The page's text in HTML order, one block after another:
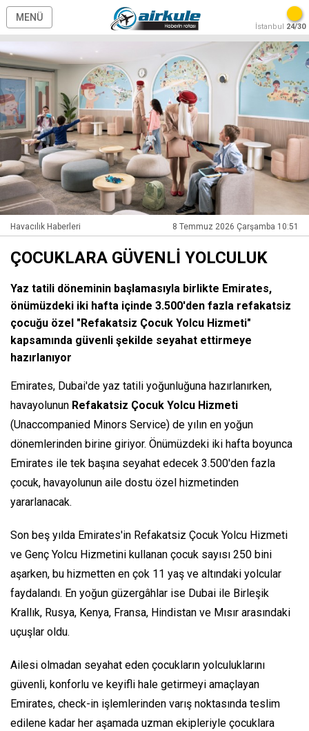
MENÜ
İstanbul 24/30
Havacılık Haberleri 8 Temmuz 2026 Çarşamba 10:51
ÇOCUKLARA GÜVENLİ YOLCULUK
Yaz tatili döneminin başlamasıyla birlikte Emirates,
önümüzdeki iki hafta içinde 3.500'den fazla refakatsiz
çocuğu özel "Refakatsiz Çocuk Yolcu Hizmeti"
kapsamında güvenli şekilde seyahat ettirmeye
hazırlanıyor
Emirates, Dubai'de yaz tatili yoğunluğuna hazırlanırken,
havayolunun Refakatsiz Çocuk Yolcu Hizmeti
(Unaccompanied Minors Service) de yılın en yoğun
dönemlerinden birine giriyor. Önümüzdeki iki hafta boyunca
Emirates ile tek başına seyahat edecek 3.500'den fazla
çocuk, havayolunun aile dostu özel hizmetinden
yararlanacak.
Son beş yılda Emirates'in Refakatsiz Çocuk Yolcu Hizmeti
ve Genç Yolcu Hizmetini kullanan çocuk sayısı 250 bini
aşarken, bu hizmetten en çok 11 yaş ve altındaki yolcular
faydalandı. En yoğun güzergâhlar ise Dubai ile Birleşik
Krallık, Rusya, Kenya, Fransa, Hindistan ve Mısır arasındaki
uçuşlar oldu.
Ailesi olmadan seyahat eden çocukların yolculuklarını
güvenli, konforlu ve keyifli hale getirmeyi amaçlayan
Emirates, check-in işlemlerinden varış noktasında teslim
edilene kadar her aşamada uzman ekipleriyle çocuklara